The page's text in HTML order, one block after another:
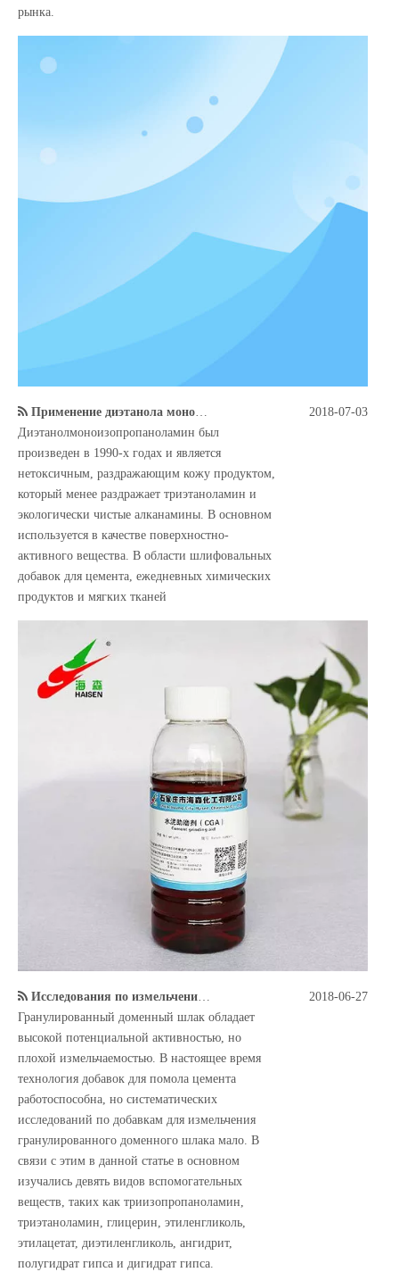
рынка.
Применение диэтанола моноизопропаноламина в цементных шлифовальных добавках
Диэтанолмоноизопропаноламин был
произведен в 1990-х годах и является
нетоксичным, раздражающим кожу продуктом,
который менее раздражает триэтаноламин и
экологически чистые алканамины. В основном
используется в качестве поверхностно-
активного вещества. В области шлифовальных
добавок для цемента, ежедневных химических
продуктов и мягких тканей
2018-07-03
Исследования по измельчению шлака
Гранулированный доменный шлак обладает
высокой потенциальной активностью, но
плохой измельчаемостью. В настоящее время
технология добавок для помола цемента
работоспособна, но систематических
исследований по добавкам для измельчения
гранулированного доменного шлака мало. В
связи с этим в данной статье в основном
изучались девять видов вспомогательных
веществ, таких как триизопропаноламин,
триэтаноламин, глицерин, этиленгликоль,
этилацетат, диэтиленгликоль, ангидрит,
полугидрат гипса и дигидрат гипса.
2018-06-27